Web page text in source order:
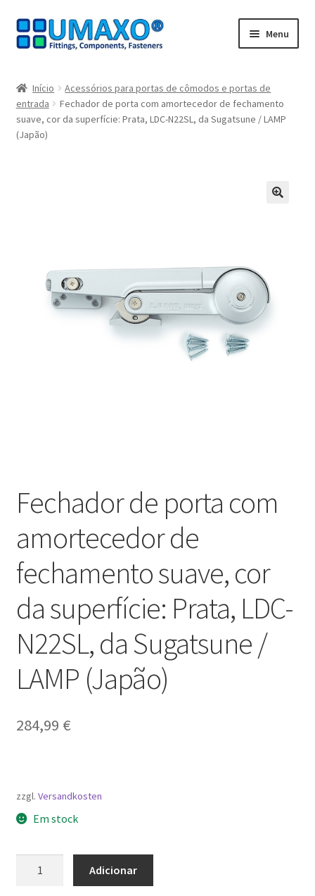
Ir
para
Saltar
para
Menu
A minha conta
Caixa registadora
Navegação
Início
Acessórios para portas de cômodos e portas de
entrada
Fechador de porta com amortecedor de fechamento
suave, cor da superfície: Prata, LDC-N22SL, da Sugatsune / LAMP
(Japão)
Fechador de porta com
amortecedor de
fechamento suave, cor
da superfície: Prata, LDC-
N22SL, da Sugatsune /
LAMP (Japão)
284,99 €
zzgl. Versandkosten
Em stock
Adicionar